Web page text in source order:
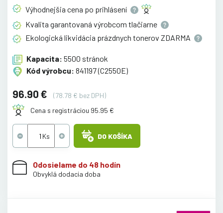
Výhodnejšia cena po prihlásení
Kvalita garantovaná výrobcom tlačiarne
Ekologická likvidácia prázdnych tonerov ZDARMA
Kapacita: 5500 stránok
Kód výrobcu: 841197 (C2550E)
96.90 €
(78.78 € bez DPH)
Cena s registráciou 95.95 €
DO KOŠÍKA
Odosielame do 48 hodín
Obvyklá dodacia doba